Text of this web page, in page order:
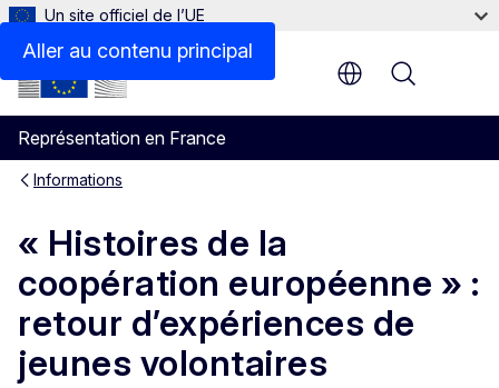
Aller au contenu principal
Un site officiel de l’UE
Représentation en France
Menu
Informations
« Histoires de la
coopération européenne » :
retour d’expériences de
jeunes volontaires